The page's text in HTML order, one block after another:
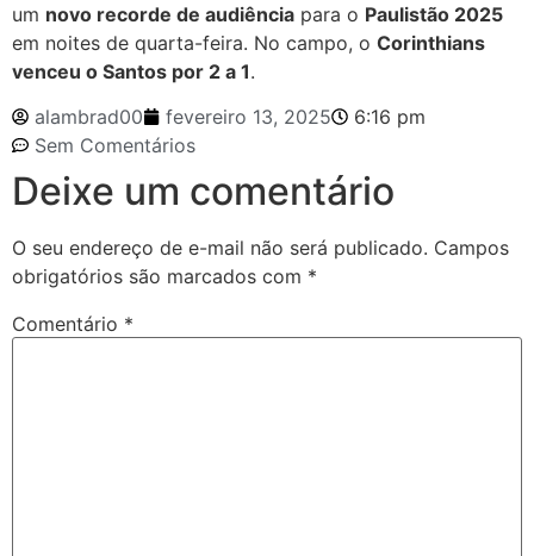
um novo recorde de audiência para o Paulistão 2025
em noites de quarta-feira. No campo, o Corinthians
venceu o Santos por 2 a 1.
alambrad00
fevereiro 13, 2025
6:16 pm
Sem Comentários
Deixe um comentário
O seu endereço de e-mail não será publicado. Campos
obrigatórios são marcados com *
Comentário *